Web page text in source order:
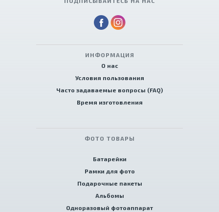
ИНФОРМАЦИЯ
О нас
Условия пользования
Часто задаваемые вопросы (FAQ)
Время изготовления
ФОТО ТОВАРЫ
Батарейки
Рамки для фото
Подарочные пакеты
Альбомы
Одноразовый фотоаппарат